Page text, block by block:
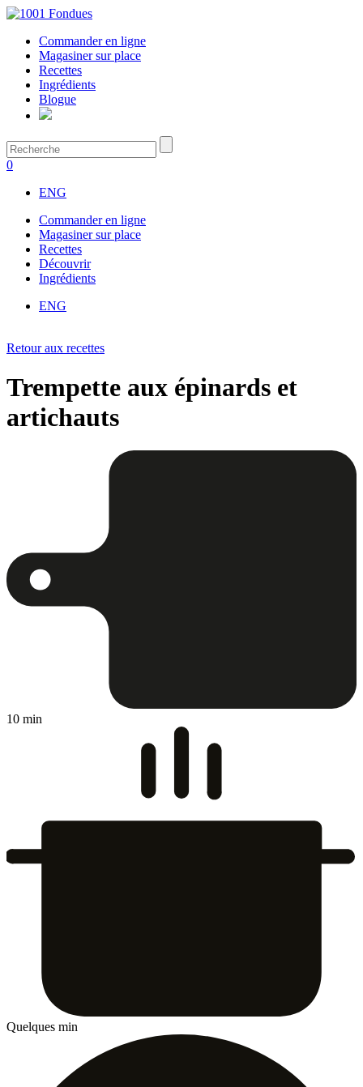
Commander en ligne
Magasiner sur place
Recettes
Ingrédients
Blogue
0
ENG
Commander en ligne
Magasiner sur place
Recettes
Découvrir
Ingrédients
ENG
Retour aux recettes
Trempette aux épinards et
artichauts
10 min
Quelques min